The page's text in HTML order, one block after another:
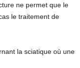
ne permet que le
le traitement de
la sciatique où une